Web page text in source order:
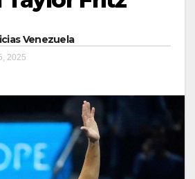
Venezuela
2025